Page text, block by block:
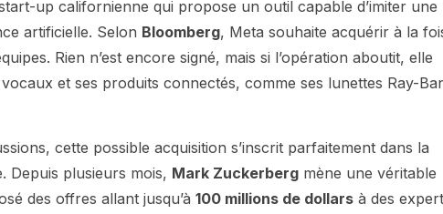
up californienne qui propose un outil capable d’imiter une
artificielle. Selon Bloomberg, Meta souhaite acquérir à la
Rien n’est encore signé, mais si l’opération aboutit, elle
et ses produits connectés, comme ses lunettes Ray-
cette possible acquisition s’inscrit parfaitement dans la
Depuis plusieurs mois, Mark Zuckerberg mène une véritable
des offres allant jusqu’à 100 millions de dollars à des